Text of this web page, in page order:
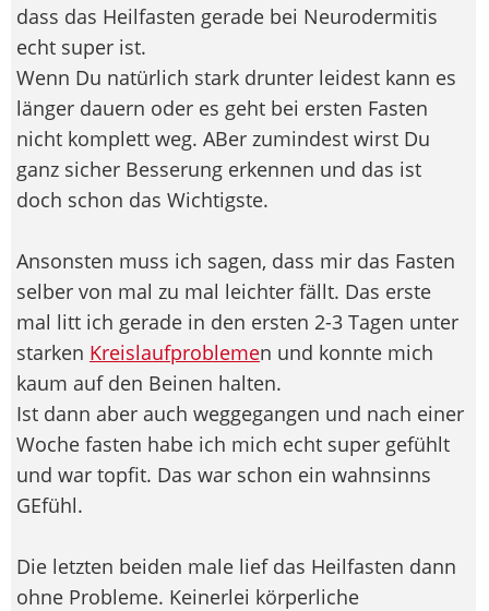
dass das Heilfasten gerade bei Neurodermitis
echt super ist.
Wenn Du natürlich stark drunter leidest kann es
länger dauern oder es geht bei ersten Fasten
nicht komplett weg. ABer zumindest wirst Du
ganz sicher Besserung erkennen und das ist
doch schon das Wichtigste.
Ansonsten muss ich sagen, dass mir das Fasten
selber von mal zu mal leichter fällt. Das erste
mal litt ich gerade in den ersten 2-3 Tagen unter
starken Kreislaufproblemen und konnte mich
kaum auf den Beinen halten.
Ist dann aber auch weggegangen und nach einer
Woche fasten habe ich mich echt super gefühlt
und war topfit. Das war schon ein wahnsinns
GEfühl.
Die letzten beiden male lief das Heilfasten dann
ohne Probleme. Keinerlei körperliche